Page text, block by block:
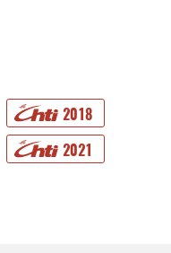
2018
2021